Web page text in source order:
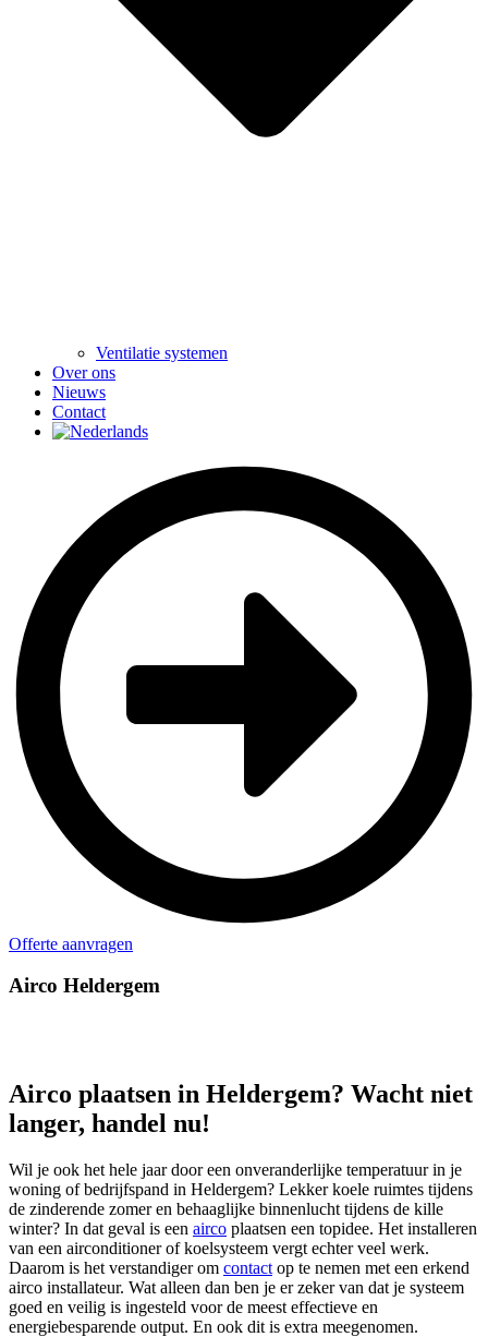
Ventilatie systemen
Over ons
Nieuws
Contact
Offerte aanvragen
Airco Heldergem
Airco plaatsen in Heldergem? Wacht niet
langer, handel nu!
Wil je ook het hele jaar door een onveranderlijke temperatuur in je
woning of bedrijfspand in Heldergem? Lekker koele ruimtes tijdens
de zinderende zomer en behaaglijke binnenlucht tijdens de kille
winter? In dat geval is een airco plaatsen een topidee. Het installeren
van een airconditioner of koelsysteem vergt echter veel werk.
Daarom is het verstandiger om contact op te nemen met een erkend
airco installateur. Wat alleen dan ben je er zeker van dat je systeem
goed en veilig is ingesteld voor de meest effectieve en
energiebesparende output. En ook dit is extra meegenomen.